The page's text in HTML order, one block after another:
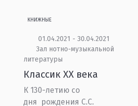
КНИЖНЫЕ
01.04.2021 - 30.04.2021
Зал нотно-музыкальной
литературы
Классик XX века
К 130-летию со
дня рождения С.С.